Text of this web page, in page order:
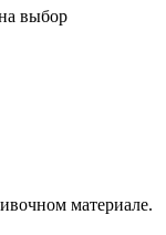
выбор
материале.